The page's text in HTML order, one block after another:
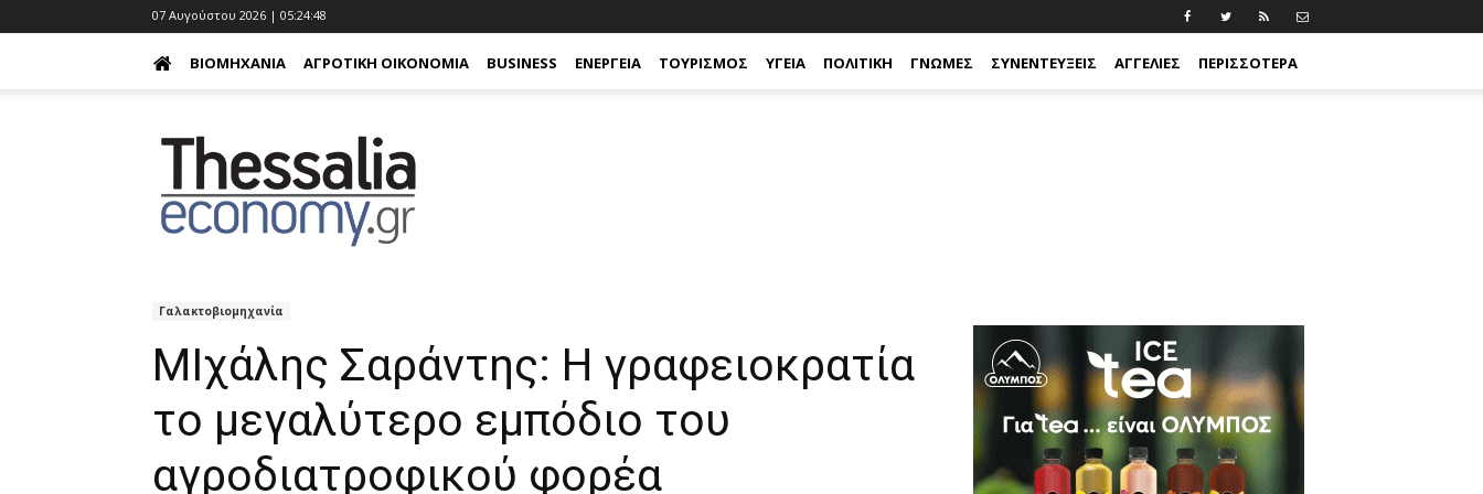
07 Αυγούστου 2026 | 05:24:49
ΒΙΟΜΗΧΑΝΊΑ ΑΓΡΟΤΙΚΉ ΟΙΚΟΝΟΜΊΑ BUSINESS ΕΝΈΡΓΕΙΑ ΤΟΥΡΙΣΜΌΣ ΥΓΕΊΑ ΠΟΛΙΤΙΚΉ ΓΝΏΜΕΣ ΣΥΝΕΝΤΕΎΞΕΙΣ ΑΓΓΕΛΊΕΣ ΠΕΡΙΣΣΟΤΕΡΑ
Γαλακτοβιομηχανία
ΜΙχάλης Σαράντης: Η γραφειοκρατία
το μεγαλύτερο εμπόδιο του
αγροδιατροφικού φορέα